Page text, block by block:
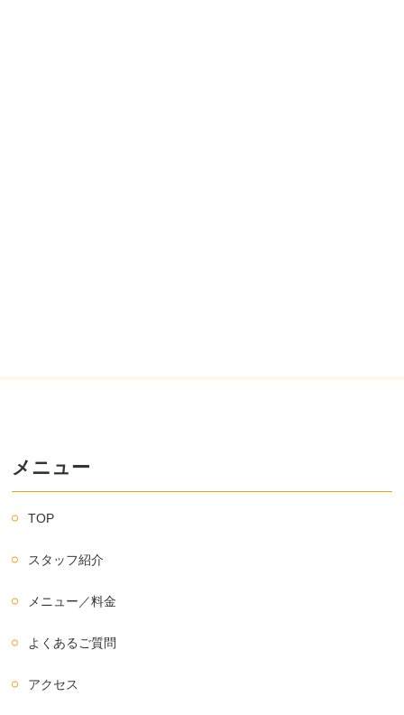
メニュー
TOP
スタッフ紹介
メニュー／料金
よくあるご質問
アクセス